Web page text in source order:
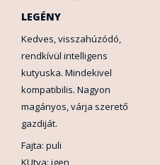
LEGÉNY
Kedves, visszahúzódó,
rendkívül intelligens
kutyuska. Mindekivel
kompatibilis. Nagyon
magányos, várja szerető
gazdiját.
Fajta: puli
KUtya: igen